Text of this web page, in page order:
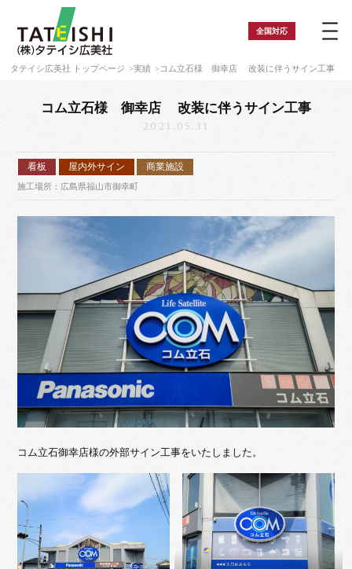
全国対応
タテイシ広美社 トップページ 実績 コム立石様 御幸店 改装に伴うサイン工事
コム立石様 御幸店 改装に伴うサイン工事
2021.05.31
看板 屋内外サイン 商業施設
施工場所：広島県福山市御幸町
コム立石御幸店様の外部サイン工事をいたしました。